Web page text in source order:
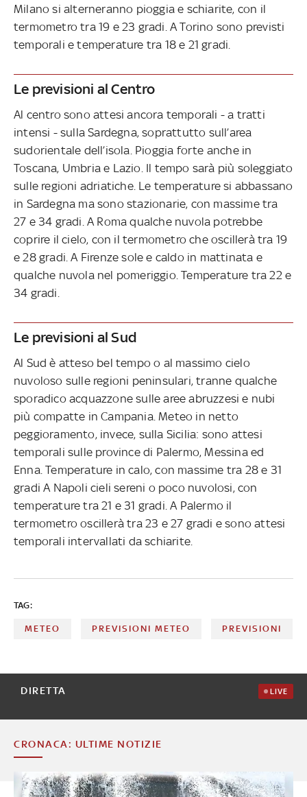
Milano si alterneranno pioggia e schiarite, con il
termometro tra 19 e 23 gradi. A Torino sono previsti
temporali e temperature tra 18 e 21 gradi.
Le previsioni al Centro
Al centro sono attesi ancora temporali - a tratti
intensi - sulla Sardegna, soprattutto sull’area
sudorientale dell’isola. Pioggia forte anche in
Toscana, Umbria e Lazio. Il tempo sarà più soleggiato
sulle regioni adriatiche. Le temperature si abbassano
in Sardegna ma sono stazionarie, con massime tra
27 e 34 gradi. A Roma qualche nuvola potrebbe
coprire il cielo, con il termometro che oscillerà tra 19
e 28 gradi. A Firenze sole e caldo in mattinata e
qualche nuvola nel pomeriggio. Temperature tra 22 e
34 gradi.
Le previsioni al Sud
Al Sud è atteso bel tempo o al massimo cielo
nuvoloso sulle regioni peninsulari, tranne qualche
sporadico acquazzone sulle aree abruzzesi e nubi
più compatte in Campania. Meteo in netto
peggioramento, invece, sulla Sicilia: sono attesi
temporali sulle province di Palermo, Messina ed
Enna. Temperature in calo, con massime tra 28 e 31
gradi A Napoli cieli sereni o poco nuvolosi, con
temperature tra 21 e 31 gradi. A Palermo il
termometro oscillerà tra 23 e 27 gradi e sono attesi
temporali intervallati da schiarite.
TAG:
METEO PREVISIONI METEO PREVISIONI
DIRETTA LIVE
CRONACA: ULTIME NOTIZIE